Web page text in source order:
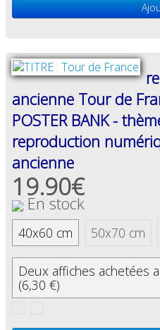
ancienne Tour de
POSTER BANK -
reproduction
ancienne
19.90€
En stock
40x60 cm 50x70 cm
Deux affiches achetées
(6,30 €)